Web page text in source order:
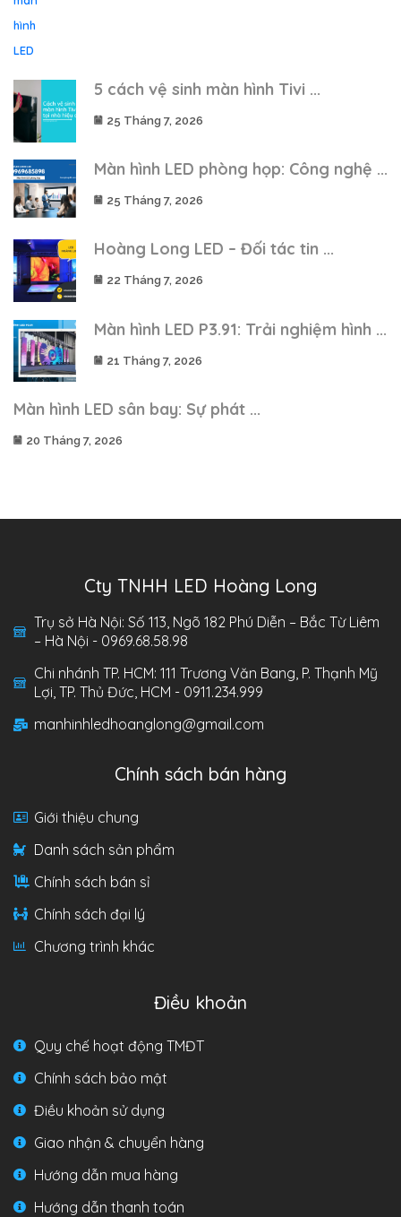
5 cách vệ sinh màn hình Tivi ...
25 Tháng 7, 2026
Màn hình LED phòng họp: Công nghệ ...
25 Tháng 7, 2026
Hoàng Long LED – Đối tác tin ...
22 Tháng 7, 2026
Màn hình LED P3.91: Trải nghiệm hình ...
21 Tháng 7, 2026
Màn hình LED sân bay: Sự phát ...
20 Tháng 7, 2026
Cty TNHH LED Hoàng Long
Trụ sở Hà Nội: Số 113, Ngõ 182 Phú Diễn – Bắc Từ Liêm
– Hà Nội - 0969.68.58.98
Chi nhánh TP. HCM: 111 Trương Văn Bang, P. Thạnh Mỹ
Lợi, TP. Thủ Đức, HCM - 0911.234.999
manhinhledhoanglong@gmail.com
Chính sách bán hàng
Giới thiệu chung
Danh sách sản phẩm
Chính sách bán sỉ
Chính sách đại lý
Chương trình khác
Điều khoản
Quy chế hoạt động TMĐT
Chính sách bảo mật
Điều khoản sử dụng
Giao nhận & chuyển hàng
Hướng dẫn mua hàng
Hướng dẫn thanh toán